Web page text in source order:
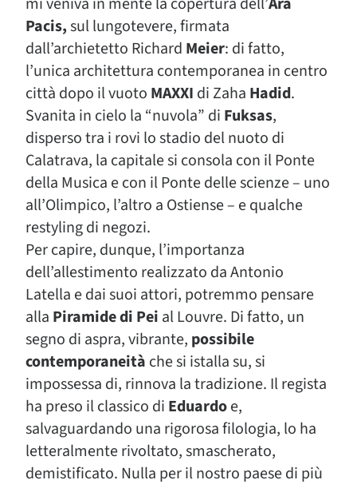
Pacis,sul lungotevere, firmata
dall’archietetto Richard Meier: di fatto,
l’unica architettura contemporanea in centro
città dopo il vuoto MAXXI di Zaha Hadid.
Svanita in cielo la “nuvola” di Fuksas,
disperso tra i rovi lo stadio del nuoto di
Calatrava, la capitale si consola con il Ponte
della Musica e con il Ponte delle scienze – uno
all’Olimpico, l’altro a Ostiense – e qualche
restyling di negozi.
Per capire, dunque, l’importanza
dell’allestimento realizzato da Antonio
Latella e dai suoi attori, potremmo pensare
alla Piramide di Pei al Louvre. Di fatto, un
segno di aspra, vibrante, possibile
contemporaneità che si istalla su, si
impossessa di, rinnova la tradizione. Il regista
ha preso il classico di Eduardoe,
salvaguardando una rigorosa filologia, lo ha
letteralmente rivoltato, smascherato,
demistificato. Nulla per il nostro paese di più